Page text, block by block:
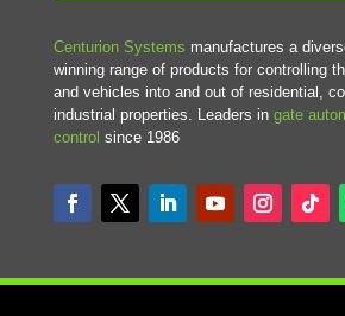
Centurion Systems manufactures a
winning range of products for controlling
and vehicles into and out of residential,
industrial properties. Leaders in gate
control since 1986